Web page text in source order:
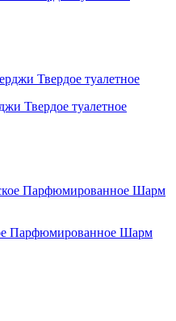
Твердое туалетное
Парфюмированное Шарм